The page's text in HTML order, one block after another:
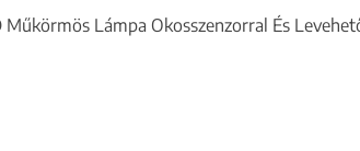
Műkörmös Lámpa Okosszenzorral És